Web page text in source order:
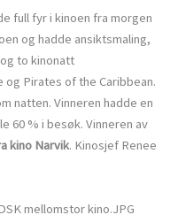
full fyr i kinoen fra morgen
og hadde ansiktsmaling,
to kinonatt
Pirates of the Caribbean.
natten. Vinneren hadde en
60 % i besøk. Vinneren av
kino Narvik. Kinosjef Renee